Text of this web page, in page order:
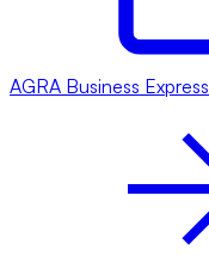
AGRA Business Express